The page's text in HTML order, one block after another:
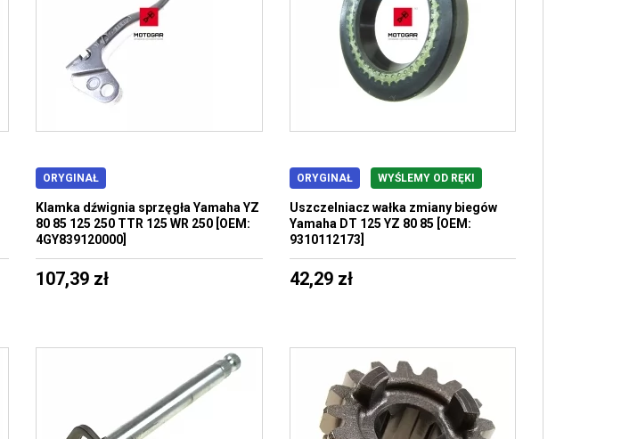
ORYGINAŁ
Klamka dźwignia sprzęgła Yamaha YZ
80 85 125 250 TTR 125 WR 250 [OEM:
4GY839120000]
107,39 zł
ORYGINAŁ WYŚLEMY OD RĘKI
Uszczelniacz wałka zmiany biegów
Yamaha DT 125 YZ 80 85 [OEM:
9310112173]
42,29 zł